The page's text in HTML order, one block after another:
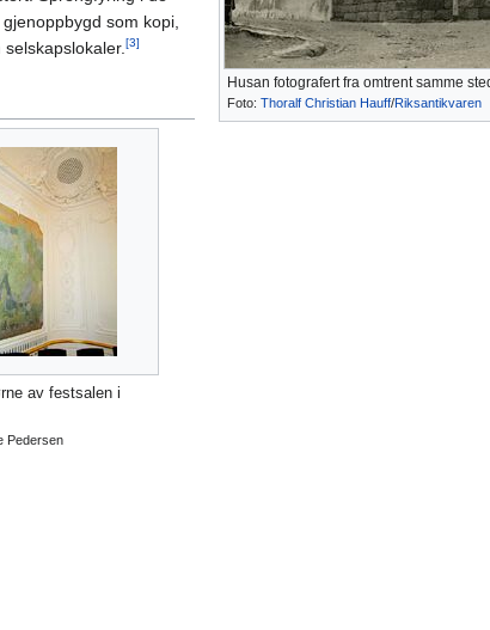
Husan fotografert fra omtrent samme
Foto: Thoralf Christian Hauff/Riksantikvaren
som kopi,
[3]
av festsalen i
Pedersen